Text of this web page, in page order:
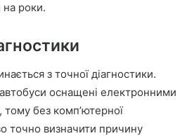
на роки.
з точної діагностики.
оснащені електронними
без комп’ютерної
точно визначити причину